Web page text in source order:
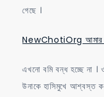
গেছে ।
NewChotiOrg আমার
এখনো বমি বন্ধ হচ্ছে না
উনাকে হাসিমুখে আশ্বস্ত